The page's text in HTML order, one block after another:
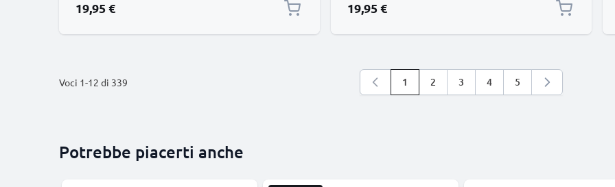
19,95 €
batteria finta dummy, DC co
19,95 €
Voci 1-12 di 339 Stai leggendo la pagina
1 Pagina
2 Pagina
3 Pagina
4 Pagina
5
Potrebbe piacerti anche